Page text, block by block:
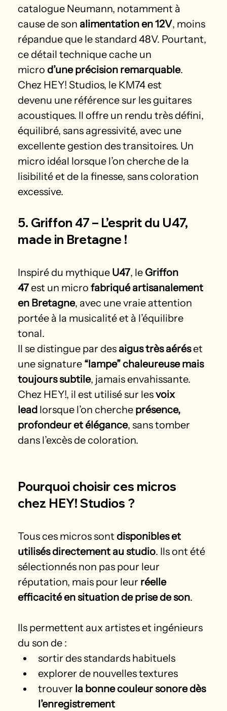
catalogue Neumann, notamment à
cause de son alimentation en 12V, moins
répandue que le standard 48V. Pourtant,
ce détail technique cache un
micro d’une précision remarquable.
Chez HEY! Studios, le KM74 est
devenu une référence sur les guitares
acoustiques. Il offre un rendu très défini,
équilibré, sans agressivité, avec une
excellente gestion des transitoires. Un
micro idéal lorsque l’on cherche de la
lisibilité et de la finesse, sans coloration
excessive.
5. Griffon 47 – L’esprit du U47,
made in Bretagne !
Inspiré du mythique U47, le Griffon
47 est un micro fabriqué artisanalement
en Bretagne, avec une vraie attention
portée à la musicalité et à l’équilibre
tonal.
Il se distingue par des aigus très aérés et
une signature “lampe” chaleureuse mais
toujours subtile, jamais envahissante.
Chez HEY!, il est utilisé sur les voix
lead lorsque l’on cherche présence,
profondeur et élégance, sans tomber
dans l’excès de coloration.
Pourquoi choisir ces micros
chez HEY! Studios ?
Tous ces micros sont disponibles et
utilisés directement au studio. Ils ont été
sélectionnés non pas pour leur
réputation, mais pour leur réelle
efficacité en situation de prise de son.
Ils permettent aux artistes et ingénieurs
du son de :
sortir des standards habituels
explorer de nouvelles textures
trouver la bonne couleur sonore dès
l’enregistrement